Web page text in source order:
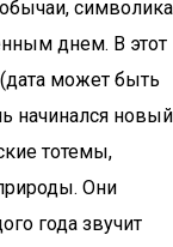
символика
днем. В этот
может быть
начинался новый
тотемы,
Они
года звучит